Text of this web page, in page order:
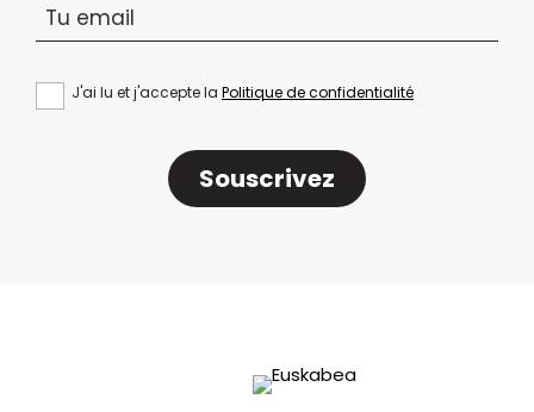
J'ai lu et j'accepte la Politique de confidentialité
Souscrivez